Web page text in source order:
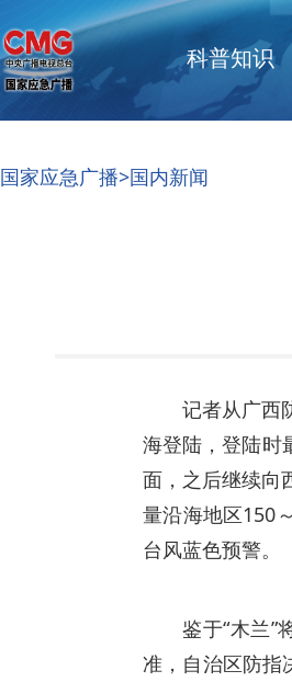
科普知识
国家应急广播>国内新闻
记者从广西
海登陆，登陆时
面，之后继续向
量沿海地区150
台风蓝色预警。
鉴于“木兰
准，自治区防指